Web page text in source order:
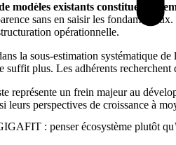
modèles existants constitue le
sans en saisir les
opérationnelle.
la sous-estimation systématique
suffit plus. Les adhérents
représente un frein majeur au
leurs perspectives de croissance à
: penser écosystème plutôt